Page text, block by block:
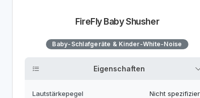
FireFly Baby Shusher
Baby-Schlafgeräte & Kinder-White-Noise
Eigenschaften
Lautstärkepegel Nicht